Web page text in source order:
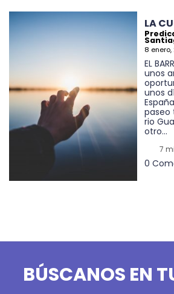
LA
8 enero,
EL
unos
unos
paseo
rio
otro...
7
0
BÚSCANOS EN